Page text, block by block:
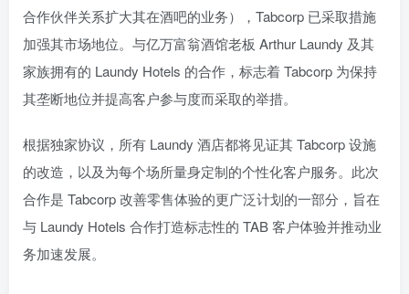
合作伙伴关系扩大其在酒吧的业务），Tabcorp 已采取措施
加强其市场地位。与亿万富翁酒馆老板 Arthur Laundy 及其
家族拥有的 Laundy Hotels 的合作，标志着 Tabcorp 为保持
其垄断地位并提高客户参与度而采取的举措。
根据独家协议，所有 Laundy 酒店都将见证其 Tabcorp 设施
的改造，以及为每个场所量身定制的个性化客户服务。此次
合作是 Tabcorp 改善零售体验的更广泛计划的一部分，旨在
与 Laundy Hotels 合作打造标志性的 TAB 客户体验并推动业
务加速发展。